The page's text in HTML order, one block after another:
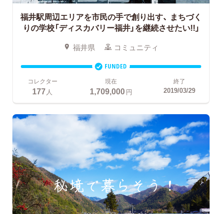
福井駅周辺エリアを市民の手で創り出す、 まちづく
りの学校「ディスカバリー福井」を継続させたい!!」
福井県 コミュニティ
FUNDED
コレクター
177 人
現在
1,709,000円
終了
2019/03/29